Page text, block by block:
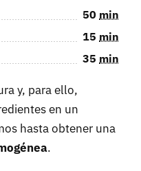
50 min
15 min
35 min
y, para ello,
en un
hasta obtener una
.